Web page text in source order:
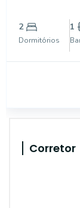
vagas de
conforto e
2
Dormitórios
1
Corretor